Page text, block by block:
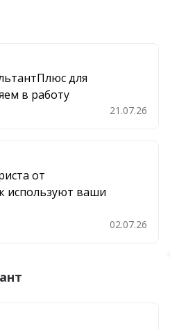
для
в работу
21.07.26
от
используют ваши
02.07.26